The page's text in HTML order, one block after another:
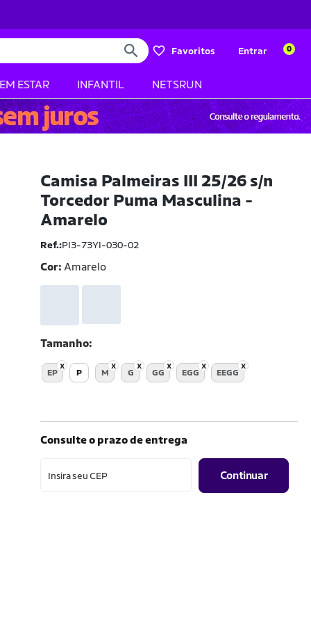
Favoritos Entrar 0
ESTAR INFANTIL NETSRUN
Camisa Palmeiras III 25/26 s/n
Torcedor Puma Masculina -
Amarelo
Ref.:PI3-73YI-030-02
Cor:Amarelo
Tamanho
EP P M G GG EGG EEGG
Consulte o prazo de entrega
Insira seu CEP Continuar